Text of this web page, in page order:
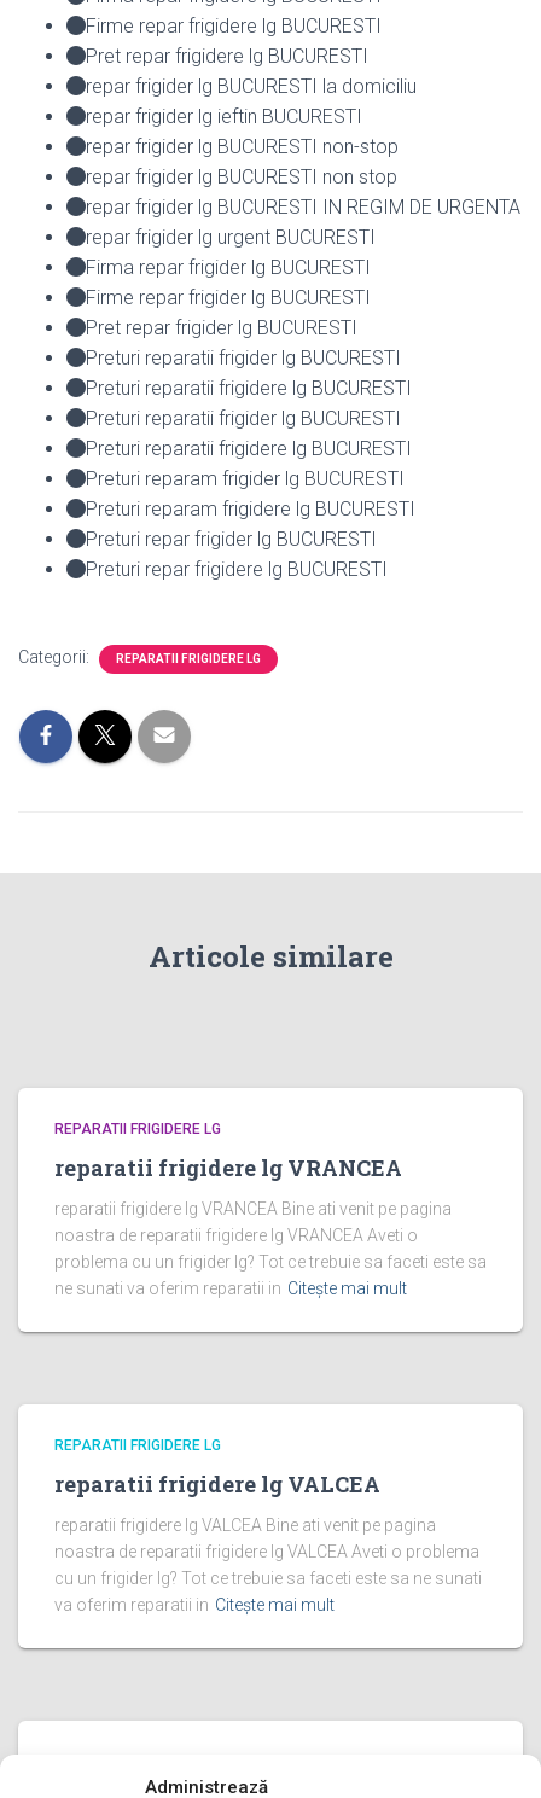
Administrează
Firme repar frigidere lg BUCURESTI
Pret repar frigidere lg BUCURESTI
repar frigider lg BUCURESTI la domiciliu
repar frigider lg ieftin BUCURESTI
repar frigider lg BUCURESTI non-stop
repar frigider lg BUCURESTI non stop
repar frigider lg BUCURESTI IN REGIM DE URGENTA
repar frigider lg urgent BUCURESTI
Firma repar frigider lg BUCURESTI
Firme repar frigider lg BUCURESTI
Pret repar frigider lg BUCURESTI
Preturi reparatii frigider lg BUCURESTI
Preturi reparatii frigidere lg BUCURESTI
Preturi reparatii frigider lg BUCURESTI
Preturi reparatii frigidere lg BUCURESTI
Preturi reparam frigider lg BUCURESTI
Preturi reparam frigidere lg BUCURESTI
Preturi repar frigider lg BUCURESTI
Preturi repar frigidere lg BUCURESTI
Categorii: REPARATII FRIGIDERE LG
Articole similare
REPARATII FRIGIDERE LG
reparatii frigidere lg VRANCEA
reparatii frigidere lg VRANCEA Bine ati venit pe pagina
noastra de reparatii frigidere lg VRANCEA Aveti o
problema cu un frigider lg? Tot ce trebuie sa faceti este sa
ne sunati va oferim reparatii in Citește mai mult
REPARATII FRIGIDERE LG
reparatii frigidere lg VALCEA
reparatii frigidere lg VALCEA Bine ati venit pe pagina
noastra de reparatii frigidere lg VALCEA Aveti o problema
cu un frigider lg? Tot ce trebuie sa faceti este sa ne sunati
va oferim reparatii in Citește mai mult